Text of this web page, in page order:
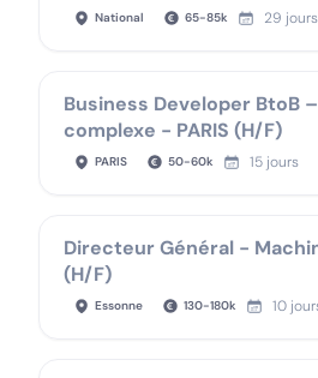
National 65-85k 29 jours
Business Developer BtoB
complexe - PARIS (H/F)
PARIS 50-60k 15 jours
Directeur Général -
(H/F)
Essonne 130-180k 10